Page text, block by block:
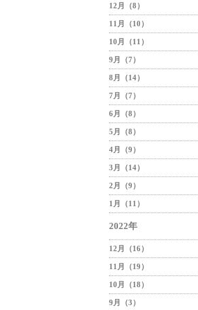
12月（8）
11月（10）
10月（11）
9月（7）
8月（14）
7月（7）
6月（8）
5月（8）
4月（9）
3月（14）
2月（9）
1月（11）
2022年
12月（16）
11月（19）
10月（18）
9月（3）